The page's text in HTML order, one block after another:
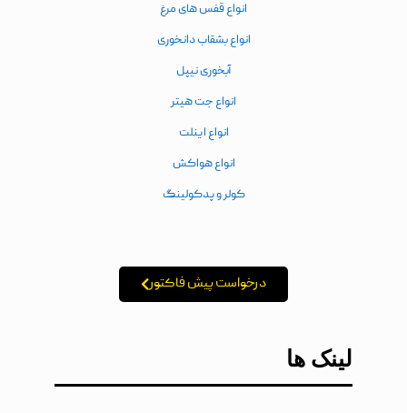
انواع قفس های مرغ
انواع بشقاب دانخوری
آبخوری نیپل
انواع جت هیتر
انواع اینلت
انواع هواکش
کولر و پدکولینگ
درخواست پیش فاکتور
لینک ها